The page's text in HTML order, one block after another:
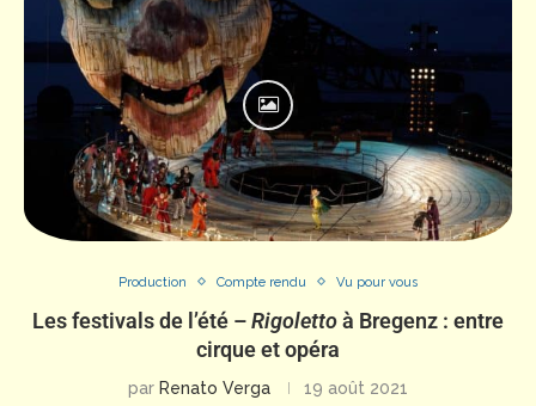
Production Compte rendu Vu pour vous
Les festivals de l’été –Rigolettoà Bregenz : entre
cirque et opéra
par Renato Verga 19 août 2021